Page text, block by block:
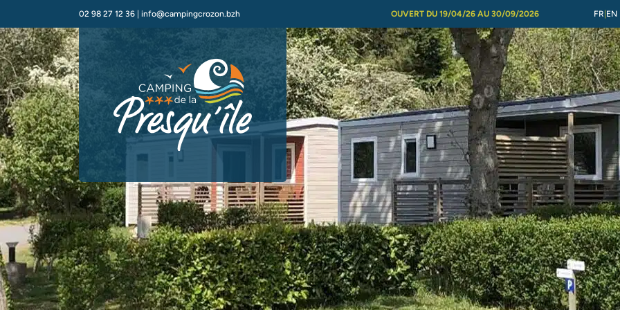
02 98 27 12 36 info@campingcrozon.bzh OUVERT DU 19/04/26 AU 30/09/2026 FR EN